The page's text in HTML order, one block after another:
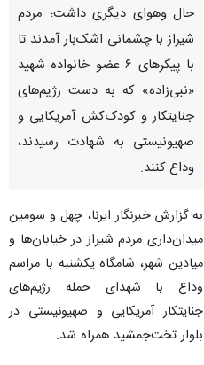
حال وهوای دیگری داشت؛ مردم
شیراز با چشمانی اشک‌بار آمدند تا
با پیکرهای ۶ عضو خانواده شهید
«نبی‌زاده» که به دست رژیم‌های
جنایتکار و کودک‌کش آمریکایی و
صهیونیستی به شهادت رسیدند،
وداع کنند.
به گزارش خبرنگار ایرنا، چهل و سومین
میدان‌داری مردم شیراز در خیابان‌ها و
میادین شهر، شامگاه یکشنبه با مراسم
وداع با شهدای حمله رژیم‌های
جنایتکار آمریکایی و صهیونیستی در
بلوار تخت‌جمشید همراه شد.